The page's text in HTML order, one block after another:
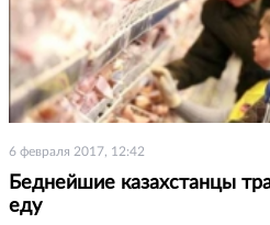
6 февраля 2017, 12:42
Беднейшие казахстанцы
еду